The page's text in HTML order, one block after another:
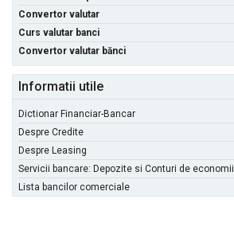
Convertor valutar
Curs valutar banci
Convertor valutar bănci
Informatii utile
Dictionar Financiar-Bancar
Despre Credite
Despre Leasing
Servicii bancare: Depozite si Conturi de economii
Lista bancilor comerciale